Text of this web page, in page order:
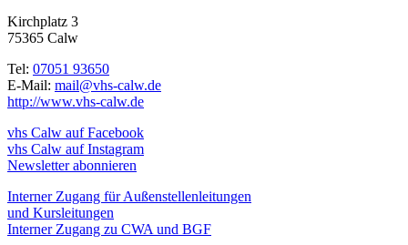
Kirchplatz 3
75365 Calw
Tel: 07051 93650
E-Mail: mail@vhs-calw.de
http://www.vhs-calw.de
vhs Calw auf Facebook
vhs Calw auf Instagram
Newsletter abonnieren
Interner Zugang für Außenstellenleitungen
und Kursleitungen
Interner Zugang zu CWA und BGF